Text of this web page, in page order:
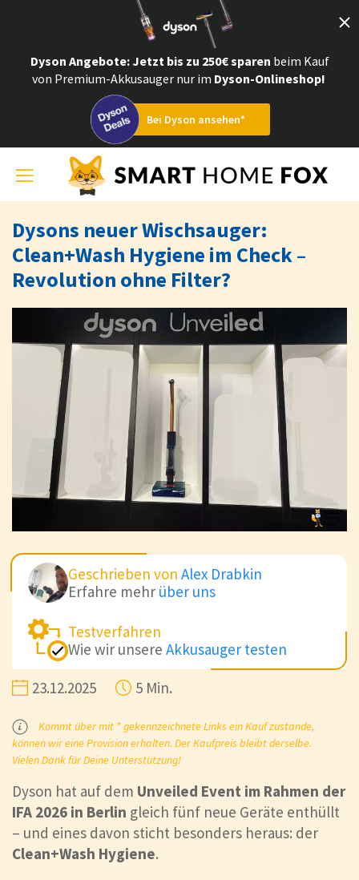
Dyson Angebote: Jetzt bis zu 250€ sparen beim Kauf
von Premium-Akkusauger nur im Dyson-Onlineshop!
Bei Dyson ansehen*
Toggle
navigation
Dysons neuer Wischsauger:
Clean+Wash Hygiene im Check –
Revolution ohne Filter?
Geschrieben von Alex Drabkin
Erfahre mehr über uns
Testverfahren
Wie wir unsere Akkusauger testen
23.12.2025 5 Min.
Kommt über mit * gekennzeichnete Links ein Kauf zustande,
können wir eine Provision erhalten. Der Kaufpreis bleibt derselbe.
Vielen Dank für Deine Unterstützung!
Dyson hat auf dem Unveiled Event im Rahmen der
IFA 2026 in Berlin gleich fünf neue Geräte enthüllt
– und eines davon sticht besonders heraus: der
Clean+Wash Hygiene.